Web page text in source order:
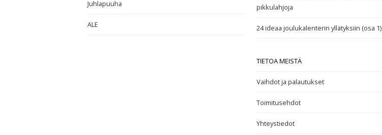
Juhlapuuha
ALE
pikkulahjoja
24 ideaa joulukalenterin yllätyksiin (osa 1)
TIETOA MEISTÄ
Vaihdot ja palautukset
Toimitusehdot
Yhteystiedot